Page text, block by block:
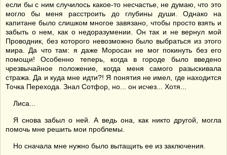
если бы с ним случилось какое-то несчастье, не думаю, что это
могло бы меня расстроить до глубины души. Однако на
капитане было слишком многое завязано, чтобы просто взять и
забыть о нем, как о недоразумении. Он так и не вернул мой
Проводник, без которого невозможно было выбраться из этого
мира. Да что там: я даже Моросан не мог покинуть без его
помощи! Особенно теперь, когда в городе было введено
чрезвычайное положение, когда меня самого разыскивала
стража. Да и куда мне идти?! Я понятия не имел, где находится
Точка Перехода. Знал Сотфор, но... он исчез... Хотя...
Лиса...
Я снова забыл о ней. А ведь она, как никто другой, могла
помочь мне решить мои проблемы.
Но сначала мне нужно было вытащить ее из заключения.